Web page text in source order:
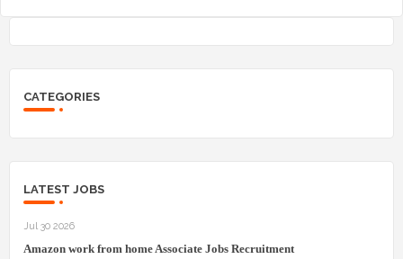
CATEGORIES
LATEST JOBS
Jul 30 2026
Amazon work from home Associate Jobs Recruitment